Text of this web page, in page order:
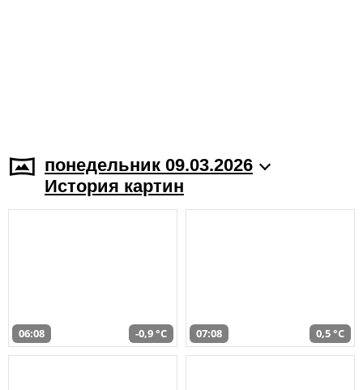
понедельник 09.03.2026
История картин
06:08 -0,9 °C 07:08 0,5 °C